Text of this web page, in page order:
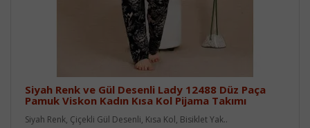
Siyah Renk ve Gül Desenli Lady 12488 Düz Paça
Pamuk Viskon Kadın Kısa Kol Pijama Takımı
Siyah Renk, Çiçekli Gül Desenli, Kısa Kol, Bisiklet Yak..